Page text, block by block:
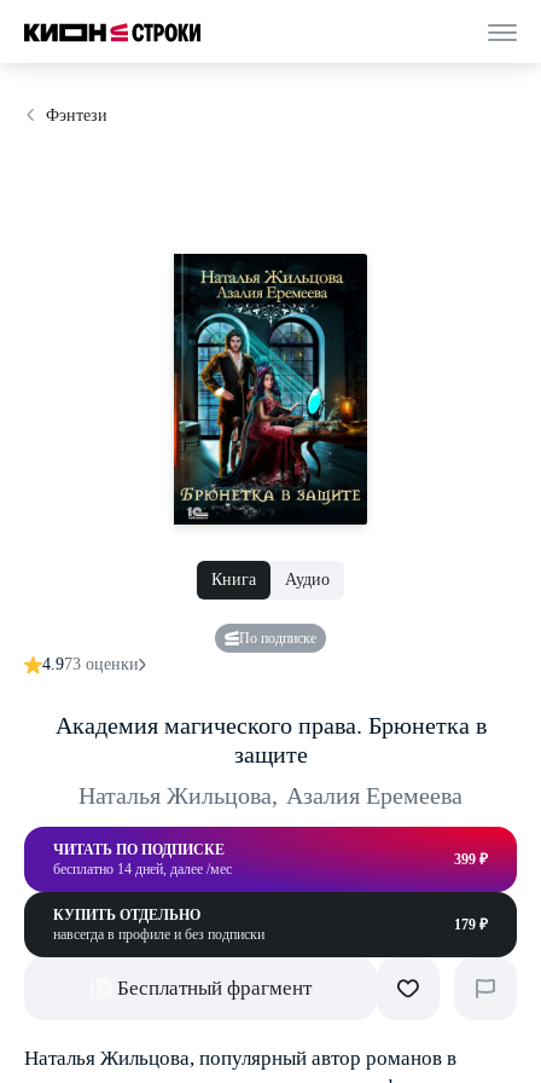
Фэнтези
Книга Аудио
По подписке
4.973 оценки
Академия магического права. Брюнетка в
защите
Наталья Жильцова, Азалия Еремеева
ЧИТАТЬ ПО ПОДПИСКЕ
бесплатно 14 дней, далее /мес
399 ₽
КУПИТЬ ОТДЕЛЬНО
навсегда в профиле и без подписки
179 ₽
Бесплатный фрагмент
Наталья Жильцова, популярный автор романов в